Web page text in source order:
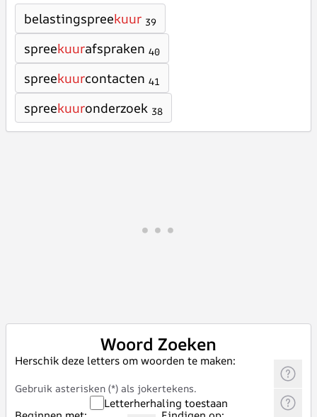
belastingspreekuur 39
spreekuurafspraken 40
spreekuurcontacten 41
spreekuuronderzoek 38
Woord Zoeken
Herschik deze letters om woorden te maken:
Gebruik asterisken (*) als jokertekens.
Letterherhaling toestaan